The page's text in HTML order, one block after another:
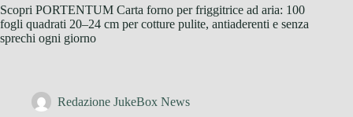
Scopri PORTENTUM Carta forno per friggitrice ad aria: 100
fogli quadrati 20–24 cm per cotture pulite, antiaderenti e senza
sprechi ogni giorno
Redazione JukeBox News